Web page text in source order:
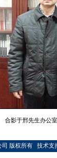
合影于邢先生办公
司 版权所有 技术